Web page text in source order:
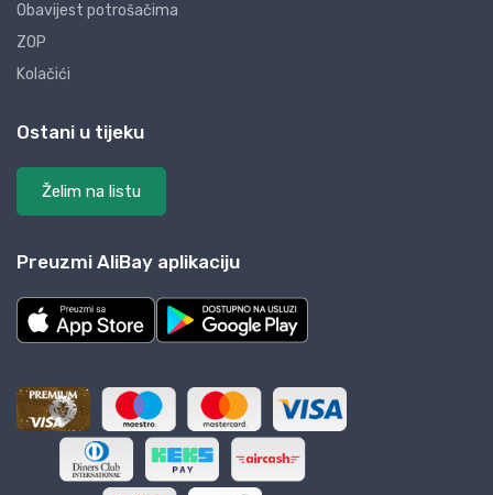
Obavijest potrošačima
ZOP
Kolačići
Ostani u tijeku
Želim na listu
Preuzmi AliBay aplikaciju